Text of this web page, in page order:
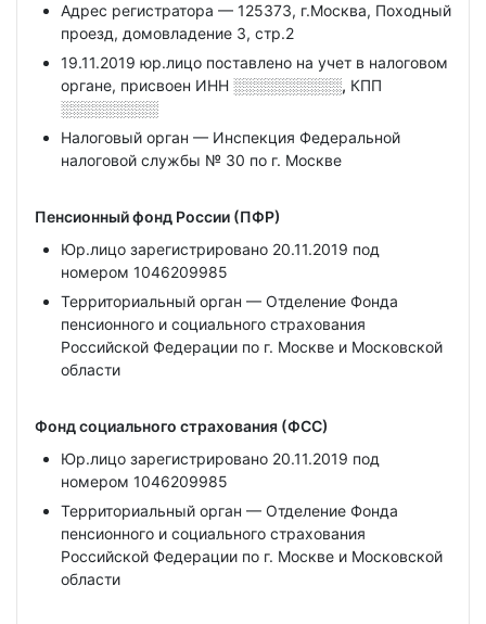
Адрес регистратора — 125373, г.Москва, Походный
проезд, домовладение 3, стр.2
19.11.2019 юр.лицо поставлено на учет в налоговом
органе, присвоен ИНН ░░░░░░░░░░, КПП
░░░░░░░░░
Налоговый орган — Инспекция Федеральной
налоговой службы № 30 по г. Москве
Пенсионный фонд России (ПФР)
Юр.лицо зарегистрировано 20.11.2019 под
номером 1046209985
Территориальный орган — Отделение Фонда
пенсионного и социального страхования
Российской Федерации по г. Москве и Московской
области
Фонд социального страхования (ФСС)
Юр.лицо зарегистрировано 20.11.2019 под
номером 1046209985
Территориальный орган — Отделение Фонда
пенсионного и социального страхования
Российской Федерации по г. Москве и Московской
области